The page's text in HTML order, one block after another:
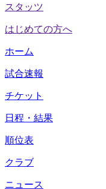
スタッツ
はじめての方へ
ホーム
試合速報
チケット
日程・結果
順位表
クラブ
ニュース